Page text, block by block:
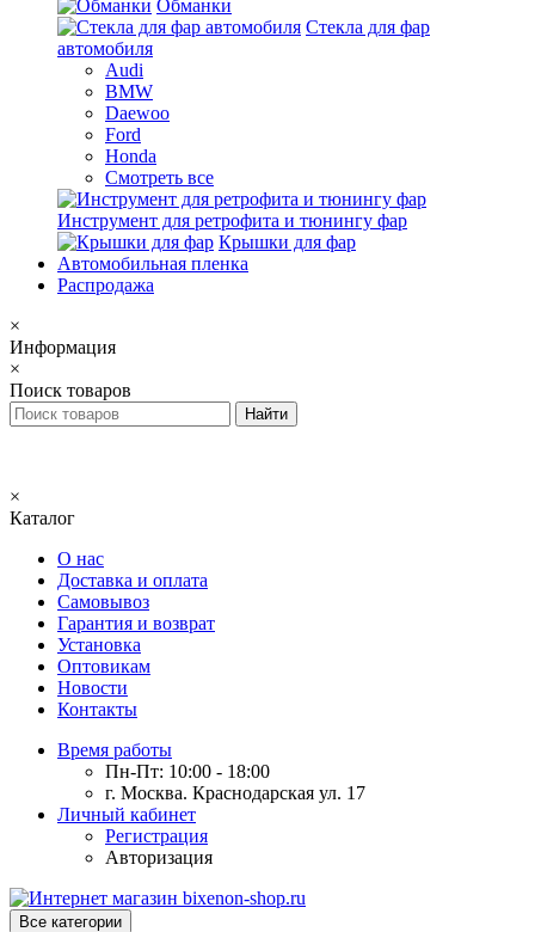
Обманки
Стекла для фар
автомобиля
Audi
BMW
Daewoo
Ford
Honda
Смотреть все
Инструмент для ретрофита и тюнингу фар
Крышки для фар
Автомобильная пленка
Распродажа
×
Информация
×
Поиск товаров
×
Каталог
О нас
Доставка и оплата
Самовывоз
Гарантия и возврат
Установка
Оптовикам
Новости
Контакты
Время работы
Пн-Пт: 10:00 - 18:00
г. Москва. Краснодарская ул. 17
Личный кабинет
Регистрация
Авторизация
Все категории